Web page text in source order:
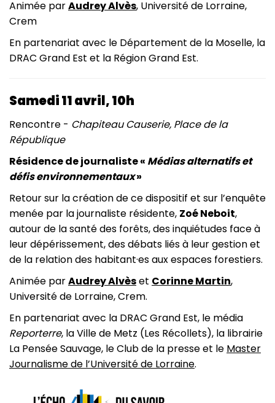
Animée parAudrey Alvès, Université de Lorraine,
Crem
En partenariat avec le Département de la Moselle, la
DRAC Grand Est et la Région Grand Est.
Samedi 11 avril, 10h
Rencontre - Chapiteau Causerie, Place de la
République
Résidence de journaliste « Médias alternatifs et
défis environnementaux»
Retour sur la création de ce dispositif et sur l’enquête
menée par la journaliste résidente, Zoé Neboit,
autour de la santé des forêts, des inquiétudes face à
leur dépérissement, des débats liés à leur gestion et
de la relation des habitant·es aux espaces forestiers.
Animée parAudrey Alvèset Corinne Martin,
Université de Lorraine, Crem.
En partenariat avec la DRAC Grand Est, le média
Reporterre, la Ville de Metz (Les Récollets), la librairie
La Pensée Sauvage, le Club de la presse et le Master
Journalisme de l’Université de Lorraine.